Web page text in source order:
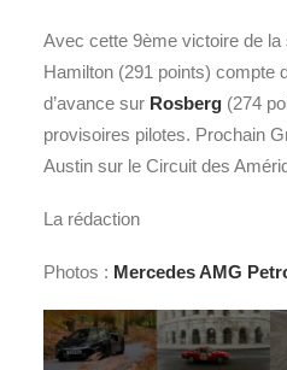
Avec cette 9ème victoire de
Hamilton (291 points) compte
d’avance sur Rosberg (274
provisoires pilotes. Prochain
Austin sur le Circuit des
La rédaction
Photos : Mercedes AMG